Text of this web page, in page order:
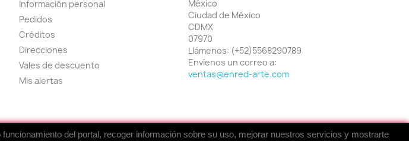
Información personal
Pedidos
Créditos
Direcciones
Vales de descuento
Mis alertas
México
Ciudad de México
CDMX
07970
Llámenos: (+52)5568290789
Envíenos un correo a:
ventas@enred-arte.com
del portal, recoger información sobre su uso, mejorar nuestros servicios y mostrarte